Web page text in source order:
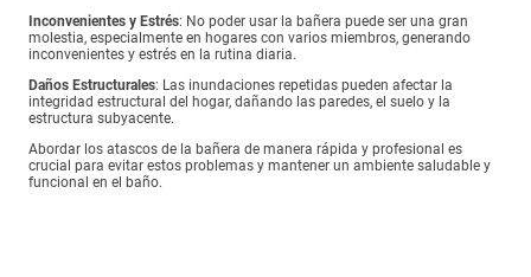
Inconvenientes y Estrés: No poder usar la bañera puede ser una gran
molestia, especialmente en hogares con varios miembros, generando
inconvenientes y estrés en la rutina diaria.
Daños Estructurales: Las inundaciones repetidas pueden afectar la
integridad estructural del hogar, dañando las paredes, el suelo y la
estructura subyacente.
Abordar los atascos de la bañera de manera rápida y profesional es
crucial para evitar estos problemas y mantener un ambiente saludable y
funcional en el baño.